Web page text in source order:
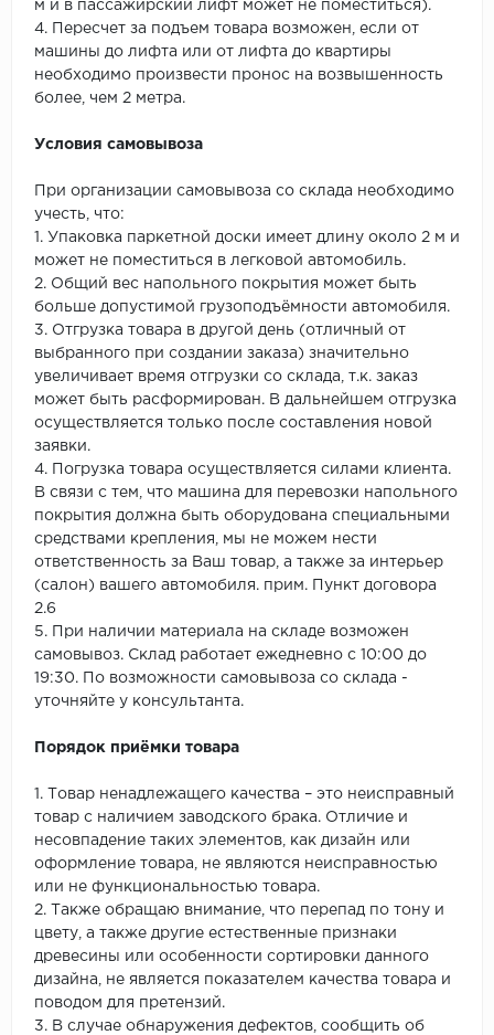
м и в пассажирский лифт может не поместиться).
4. Пересчет за подъем товара возможен, если от
машины до лифта или от лифта до квартиры
необходимо произвести пронос на возвышенность
более, чем 2 метра.
Условия самовывоза
При организации самовывоза со склада необходимо
учесть, что:
1. Упаковка паркетной доски имеет длину около 2 м и
может не поместиться в легковой автомобиль.
2. Общий вес напольного покрытия может быть
больше допустимой грузоподъёмности автомобиля.
3. Отгрузка товара в другой день (отличный от
выбранного при создании заказа) значительно
увеличивает время отгрузки со склада, т.к. заказ
может быть расформирован. В дальнейшем отгрузка
осуществляется только после составления новой
заявки.
4. Погрузка товара осуществляется силами клиента.
В связи с тем, что машина для перевозки напольного
покрытия должна быть оборудована специальными
средствами крепления, мы не можем нести
ответственность за Ваш товар, а также за интерьер
(салон) вашего автомобиля. прим. Пункт договора
2.6
5. При наличии материала на складе возможен
самовывоз. Склад работает ежедневно с 10:00 до
19:30. По возможности самовывоза со склада -
уточняйте у консультанта.
Порядок приёмки товара
1. Товар ненадлежащего качества – это неисправный
товар с наличием заводского брака. Отличие и
несовпадение таких элементов, как дизайн или
оформление товара, не являются неисправностью
или не функциональностью товара.
2. Также обращаю внимание, что перепад по тону и
цвету, а также другие естественные признаки
древесины или особенности сортировки данного
дизайна, не является показателем качества товара и
поводом для претензий.
3. В случае обнаружения дефектов, сообщить об